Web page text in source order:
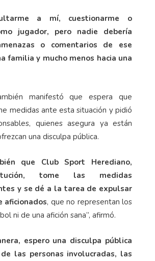
a mí, cuestionarme o
jugador, pero nadie debería
o comentarios de ese
familia y mucho menos hacia una
manifestó que espera que
medidas ante esta situación y pidió
quienes asegura ya están
una disculpa pública.
que Club Sport Herediano,
tome las medidas
y se dé a la tarea de expulsar
aficionados, que no representan los
ni de una afición sana”, afirmó.
espero una disculpa pública
las personas involucradas, las